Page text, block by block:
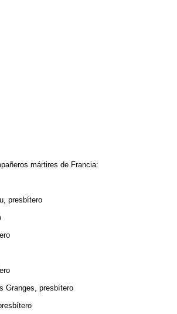
mártires de Francia:
presbítero
presbítero